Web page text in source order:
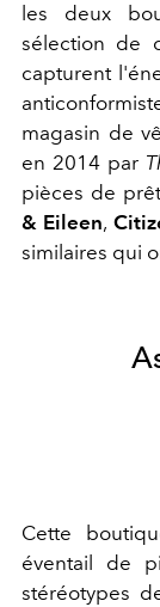
les deux
sélection de
capturent
magasin de
en 2014 par
pièces de
& Eileen,
similaires qui
Cette
éventail de
stéréotypes